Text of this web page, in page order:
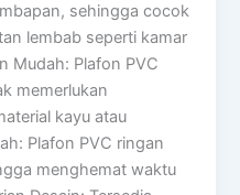
sehingga cocok
lembab seperti kamar
Mudah: Plafon PVC
memerlukan
kayu atau
Plafon PVC ringan
menghemat waktu